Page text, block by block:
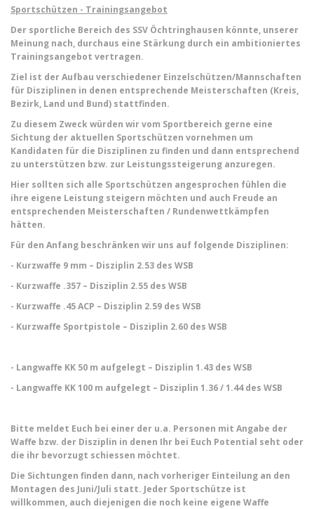
Sportschützen - Trainingsangebot
Der sportliche Bereich des SSV Öchtringhausen könnte, unserer
Meinung nach, durchaus eine Stärkung durch ein ambitioniertes
Trainingsangebot vertragen.
Ziel ist der Aufbau verschiedener Einzelschützen/Mannschaften
für Disziplinen in denen entsprechende Meisterschaften (Kreis,
Bezirk, Land und Bund) stattfinden.
Zu diesem Zweck würden wir vom Sportbereich gerne eine
Sichtung der aktuellen Sportschützen vornehmen um
Kandidaten für die Disziplinen zu finden und dann entsprechend
zu unterstützen bzw. zur Leistungssteigerung anzuregen.
Hier sollten sich alle Sportschützen angesprochen fühlen die
ihre eigene Leistung steigern möchten und auch Freude an
entsprechenden Meisterschaften / Rundenwettkämpfen
hätten.
Für den Anfang beschränken wir uns auf folgende Disziplinen:
- Kurzwaffe 9 mm – Disziplin 2.53 des WSB
- Kurzwaffe .357 – Disziplin 2.55 des WSB
- Kurzwaffe .45 ACP – Disziplin 2.59 des WSB
- Kurzwaffe Sportpistole – Disziplin 2.60 des WSB
- Langwaffe KK 50 m aufgelegt – Disziplin 1.43 des WSB
- Langwaffe KK 100 m aufgelegt – Disziplin 1.36 / 1.44 des WSB
Bitte meldet Euch bei einer der u.a. Personen mit Angabe der
Waffe bzw. der Disziplin in denen Ihr bei Euch Potential seht oder
die ihr bevorzugt schiessen möchtet.
Die Sichtungen finden dann, nach vorheriger Einteilung an den
Montagen des Juni/Juli statt. Jeder Sportschütze ist
willkommen, auch diejenigen die noch keine eigene Waffe